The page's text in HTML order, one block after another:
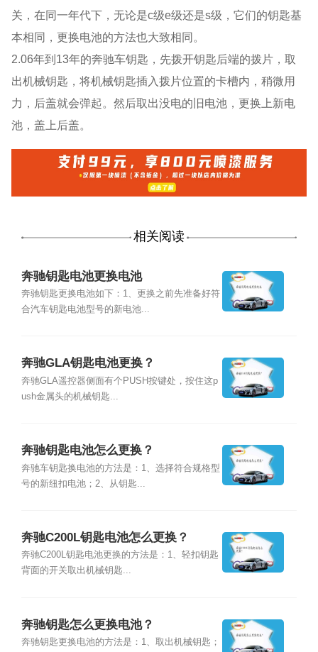
关，在同一年代下，无论是c级e级还是s级，它们的钥匙基
本相同，更换电池的方法也大致相同。
2.06年到13年的奔驰车钥匙，先拨开钥匙后端的拨片，取
出机械钥匙，将机械钥匙插入拨片位置的卡槽内，稍微用
力，后盖就会弹起。然后取出没电的旧电池，更换上新电
池，盖上后盖。
相关阅读
奔驰钥匙电池更换电池
奔驰钥匙更换电池如下：1、更换之前先准备好符
合汽车钥匙电池型号的新电池...
奔驰GLA钥匙电池更换？
奔驰GLA遥控器侧面有个PUSH按键处，按住这p
ush金属头的机械钥匙...
奔驰钥匙电池怎么更换？
奔驰车钥匙换电池的方法是：1、选择符合规格型
号的新纽扣电池；2、从钥匙...
奔驰C200L钥匙电池怎么更换？
奔驰C200L钥匙电池更换的方法是：1、轻扣钥匙
背面的开关取出机械钥匙...
奔驰钥匙怎么更换电池？
奔驰钥匙更换电池的方法是：1、取出机械钥匙；